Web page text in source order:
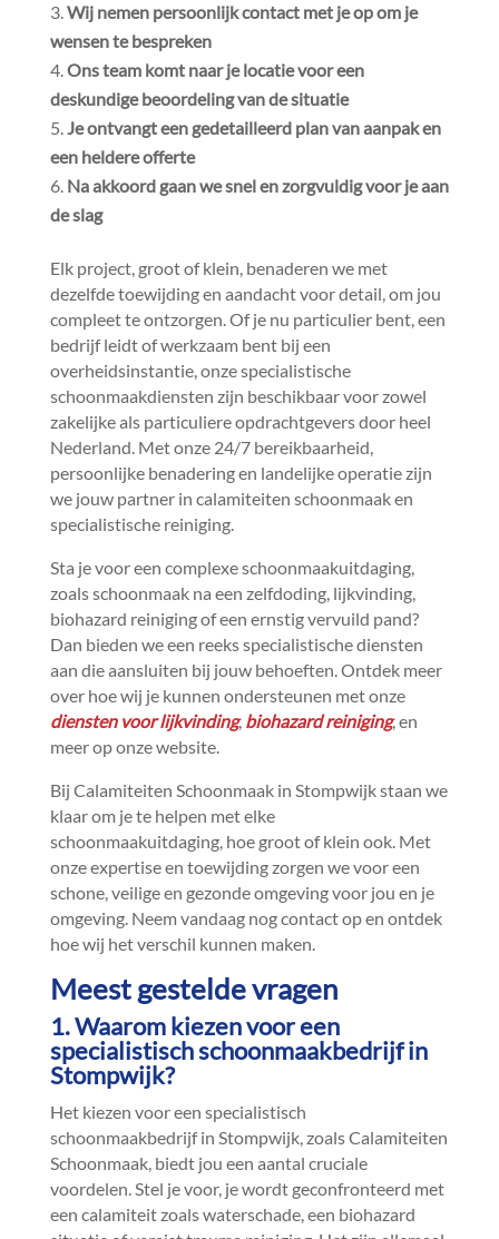
Wij nemen persoonlijk contact met je op om je
wensen te bespreken
Ons team komt naar je locatie voor een
deskundige beoordeling van de situatie
Je ontvangt een gedetailleerd plan van aanpak en
een heldere offerte
Na akkoord gaan we snel en zorgvuldig voor je aan
de slag
Elk project, groot of klein, benaderen we met
dezelfde toewijding en aandacht voor detail, om jou
compleet te ontzorgen.​ Of je nu particulier bent, een
bedrijf leidt of werkzaam bent bij een
overheidsinstantie, onze specialistische
schoonmaakdiensten zijn beschikbaar voor zowel
zakelijke als particuliere opdrachtgevers door heel
Nederland.​ Met onze 24/7 bereikbaarheid,
persoonlijke benadering en landelijke operatie zijn
we jouw partner in calamiteiten schoonmaak en
specialistische reiniging.​
Sta je voor een complexe schoonmaakuitdaging,
zoals schoonmaak na een zelfdoding, lijkvinding,
biohazard reiniging of een ernstig vervuild pand?
Dan bieden we een reeks specialistische diensten
aan die aansluiten bij jouw behoeften.​ Ontdek meer
over hoe wij je kunnen ondersteunen met onze
diensten voor lijkvinding, biohazard reiniging, en
meer op onze website.​
Bij Calamiteiten Schoonmaak in Stompwijk staan we
klaar om je te helpen met elke
schoonmaakuitdaging, hoe groot of klein ook.​ Met
onze expertise en toewijding zorgen we voor een
schone, veilige en gezonde omgeving voor jou en je
omgeving.​ Neem vandaag nog contact op en ontdek
hoe wij het verschil kunnen maken.​
Meest gestelde vragen
1.​ Waarom kiezen voor een
specialistisch schoonmaakbedrijf in
Stompwijk?
Het kiezen voor een specialistisch
schoonmaakbedrijf in Stompwijk, zoals Calamiteiten
Schoonmaak, biedt jou een aantal cruciale
voordelen.​ Stel je voor, je wordt geconfronteerd met
een calamiteit zoals waterschade, een biohazard